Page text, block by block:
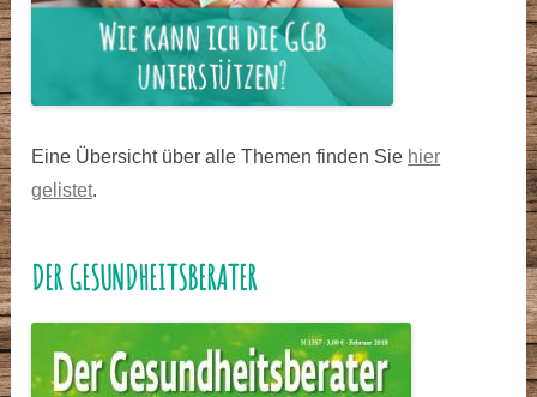
Eine Übersicht über alle Themen finden Sie hier
gelistet.
DER GESUNDHEITSBERATER